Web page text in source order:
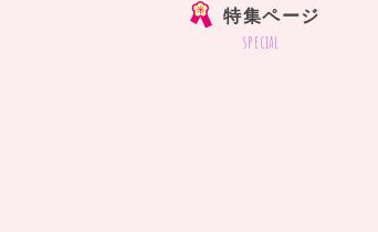
特集ページ
special